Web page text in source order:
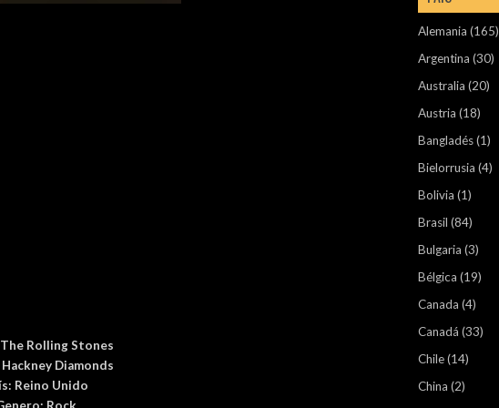
The Rolling Stones
Hackney Diamonds
: Reino Unido
Alemania (165)
Argentina (30)
Australia (20)
Austria (18)
Bangladés(1)
Bielorrusia (4)
Bolivia (1)
Brasil (84)
Bulgaria (3)
Bélgica (19)
Canada (4)
Canadá (33)
Chile(14)
China (2)